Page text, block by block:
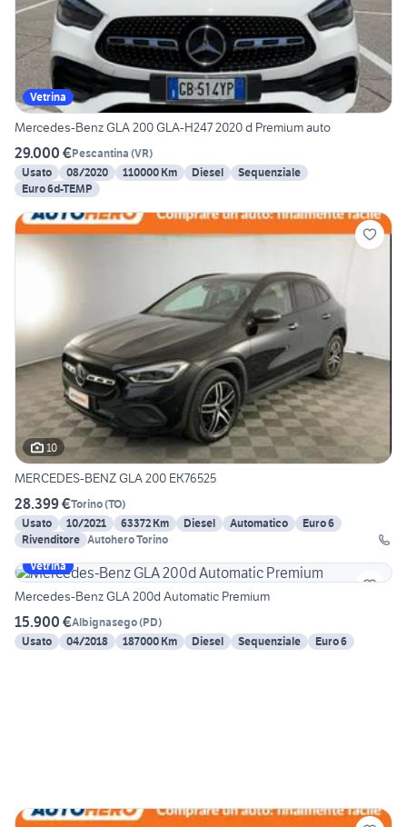
Vetrina
Mercedes-Benz GLA 200 GLA-H247 2020 d Premium auto
29.000 €Pescantina (VR)
Usato
08/2020 110000 Km Diesel
Sequenziale
Euro 6d-TEMP
10
MERCEDES-BENZ GLA 200 EK76525
28.399 €Torino(TO)
Usato
10/2021 63372 Km Diesel Automatico
Euro 6
Rivenditore Autohero Torino
Vetrina
Mercedes-Benz GLA 200d Automatic Premium
15.900 €Albignasego(PD)
Usato
04/2018 187000 Km Diesel Sequenziale Euro 6